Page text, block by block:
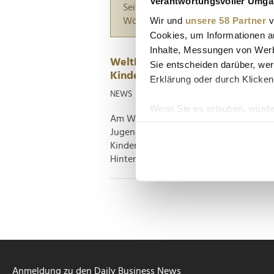
Wir und unsere 58 Partner
Cookies, um Informationen
Inhalte, Messungen von
Sie entscheiden darüber,
Erklärung oder durch
Wenn Sie es erlauben,
Erfahren Sie mehr darüber,
Seiten suchen, die genau diese
Wörter zwischen
Weltkindertag 2023: BVKJ ruft
Kinderbeauftragten der
NEWS
Am Weltkindertag, dem 20.
Jugendärzt*innen e.V. (BVKJ) seine
Kinderbeauftragten innerhalb der
Hintergrund erhoben, dass es derzeit
Anmeldung zu den Daily Business News